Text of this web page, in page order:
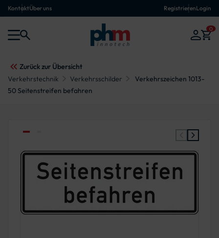
KontaktÜber uns RegistrierenLogin
0
Zurück zur Übersicht
Verkehrstechnik
Verkehrsschilder
Verkehrszeichen 1013-
50 Seitenstreifen befahren